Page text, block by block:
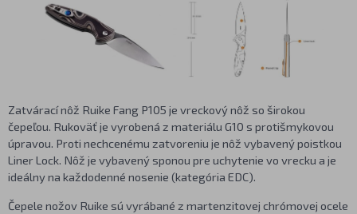
Zatvárací nôž Ruike Fang P105 je vreckový nôž so širokou
čepeľou. Rukoväť je vyrobená z materiálu G10 s protišmykovou
úpravou. Proti nechcenému zatvoreniu je nôž vybavený poistkou
Liner Lock. Nôž je vybavený sponou pre uchytenie vo vrecku a je
ideálny na každodenné nosenie (kategória EDC).
Čepele nožov Ruike sú vyrábané z martenzitovej chrómovej ocele